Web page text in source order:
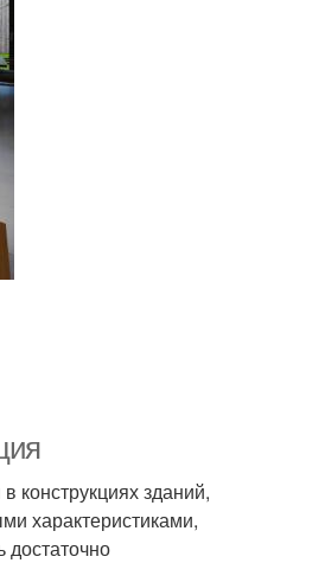
конструкциях зданий,
характеристиками,